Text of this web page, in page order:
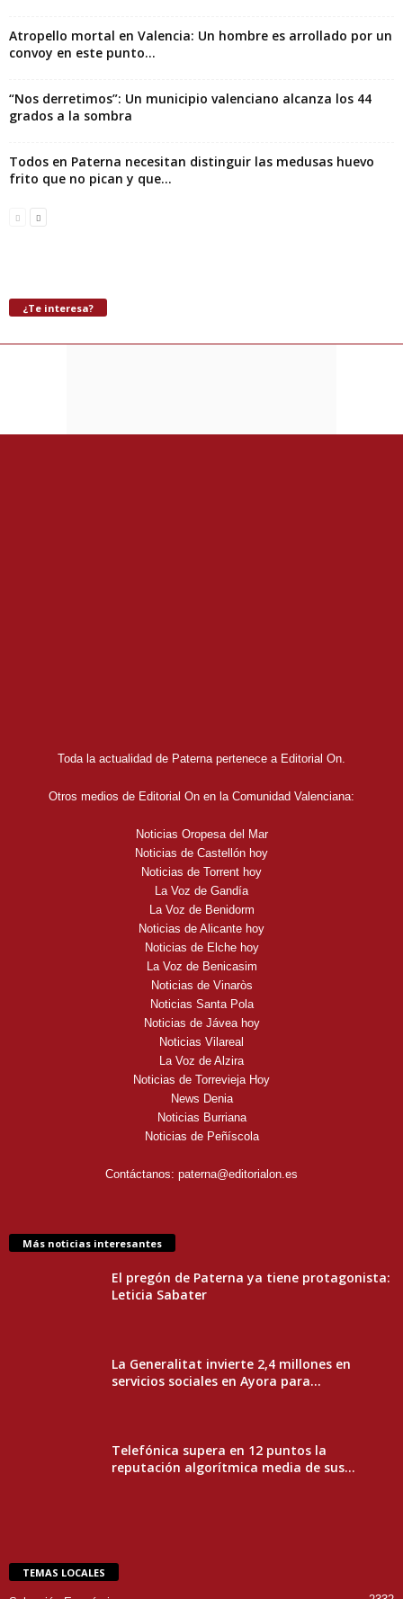
Atropello mortal en Valencia: Un hombre es arrollado por un
convoy en este punto...
“Nos derretimos”: Un municipio valenciano alcanza los 44
grados a la sombra
Todos en Paterna necesitan distinguir las medusas huevo
frito que no pican y que...
¿Te interesa?
Toda la actualidad de Paterna pertenece a Editorial On.
Otros medios de Editorial On en la Comunidad Valenciana:
Noticias Oropesa del Mar
Noticias de Castellón hoy
Noticias de Torrent hoy
La Voz de Gandía
La Voz de Benidorm
Noticias de Alicante hoy
Noticias de Elche hoy
La Voz de Benicasim
Noticias de Vinaròs
Noticias Santa Pola
Noticias de Jávea hoy
Noticias Vilareal
La Voz de Alzira
Noticias de Torrevieja Hoy
News Denia
Noticias Burriana
Noticias de Peñíscola
Contáctanos: paterna@editorialon.es
Más noticias interesantes
El pregón de Paterna ya tiene protagonista:
Leticia Sabater
La Generalitat invierte 2,4 millones en
servicios sociales en Ayora para...
Telefónica supera en 12 puntos la
reputación algorítmica media de sus...
TEMAS LOCALES